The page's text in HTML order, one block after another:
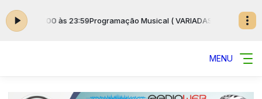
00:00 às 23:59Programação Musical ( VARIADAS ) das 00:00 às
MENU